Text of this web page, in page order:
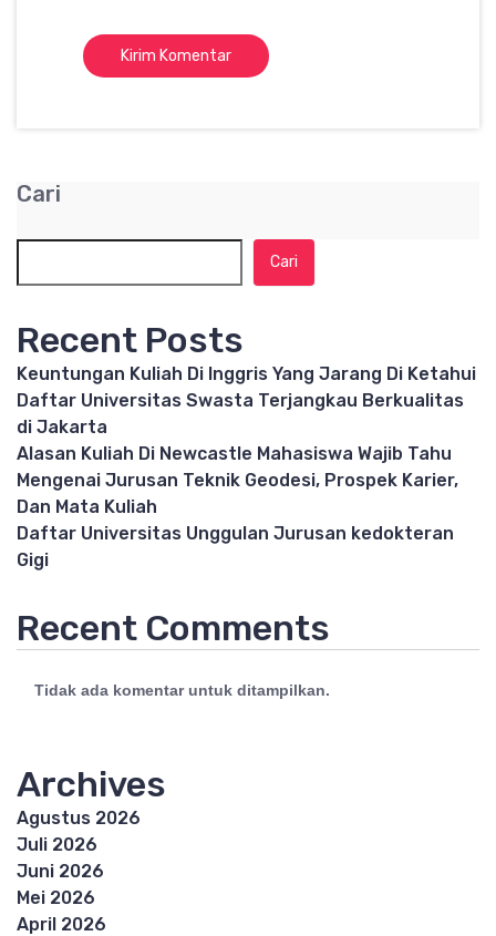
Cari
Cari
Recent Posts
Keuntungan Kuliah Di Inggris Yang Jarang Di Ketahui
Daftar Universitas Swasta Terjangkau Berkualitas
di Jakarta
Alasan Kuliah Di Newcastle Mahasiswa Wajib Tahu
Mengenai Jurusan Teknik Geodesi, Prospek Karier,
Dan Mata Kuliah
Daftar Universitas Unggulan Jurusan kedokteran
Gigi
Recent Comments
Tidak ada komentar untuk ditampilkan.
Archives
Agustus 2026
Juli 2026
Juni 2026
Mei 2026
April 2026